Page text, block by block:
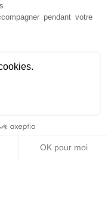
de
Tous droits
pendant votre
OK pour moi